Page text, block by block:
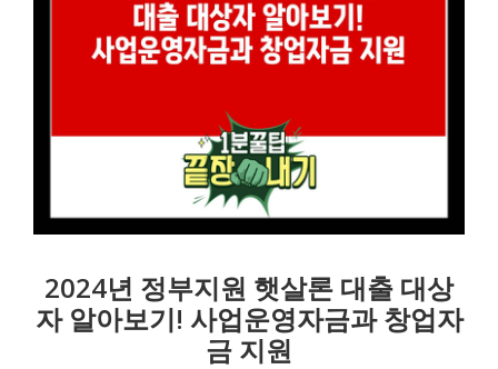
2024년 정부지원 햇살론 대출 대상
자 알아보기! 사업운영자금과 창업자
금 지원